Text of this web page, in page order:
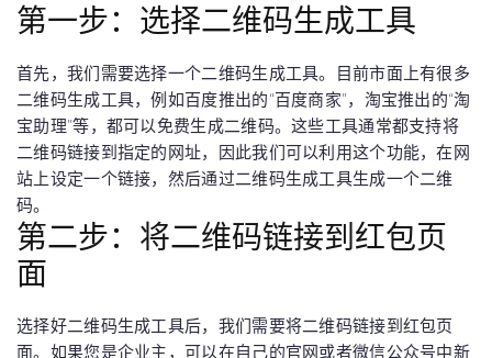
第一步：选择二维码生成工具
首先，我们需要选择一个二维码生成工具。目前市面上有很多
二维码生成工具，例如百度推出的“百度商家”，淘宝推出的“淘
宝助理”等，都可以免费生成二维码。这些工具通常都支持将
二维码链接到指定的网址，因此我们可以利用这个功能，在网
站上设定一个链接，然后通过二维码生成工具生成一个二维
码。
第二步：将二维码链接到红包页
面
选择好二维码生成工具后，我们需要将二维码链接到红包页
面。如果您是企业主，可以在自己的官网或者微信公众号中新